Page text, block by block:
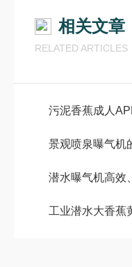
相关文章
RELATED ARTICLES
污泥香蕉成人APP下载
景观喷泉曝气机
潜水曝气机高效
工业潜水大香蕉黄色